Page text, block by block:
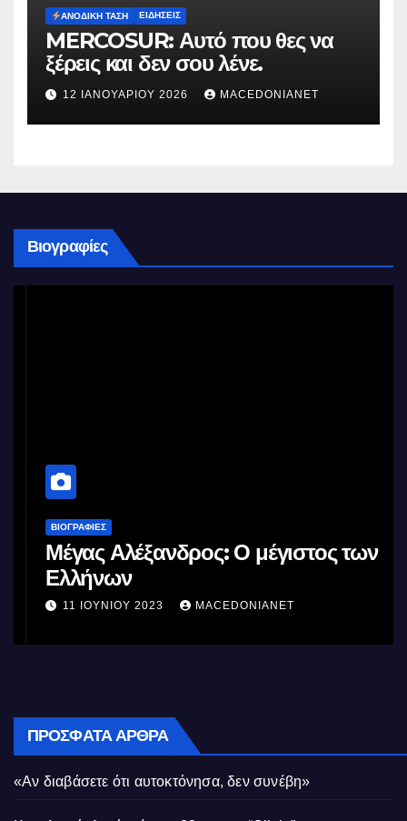
ΑΝΟΔΙΚΉ ΤΆΣΗ ΕΙΔΉΣΕΙΣ
MERCOSUR: Αυτό που θες να
ξέρεις και δεν σου λένε.
12 ΙΑΝΟΥΑΡΊΟΥ 2026 MACEDONIANET
Βιογραφίες
ΒΙΟΓΡΑΦΊΕΣ
Μέγας Αλέξανδρος: Ο μέγιστος των
Ελλήνων
11 ΙΟΥΝΊΟΥ 2023 MACEDONIANET
ΠΡΌΣΦΑΤΑ ΆΡΘΡΑ
«Αν διαβάσετε ότι αυτοκτόνησα, δεν συνέβη»